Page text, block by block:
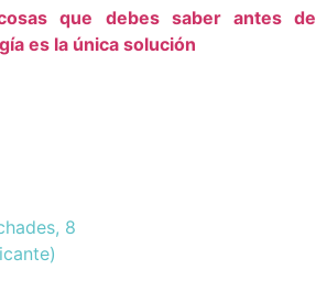
que debes saber antes de
es la única solución
8